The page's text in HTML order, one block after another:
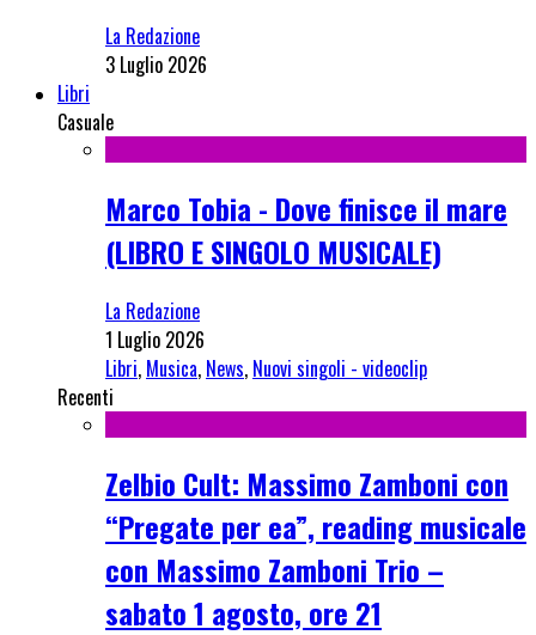
La Redazione
3 Luglio 2026
Libri
Casuale
Marco Tobia - Dove finisce il mare
(LIBRO E SINGOLO MUSICALE)
La Redazione
1 Luglio 2026
Libri, Musica, News, Nuovi singoli - videoclip
Recenti
Zelbio Cult: Massimo Zamboni con
“Pregate per ea”, reading musicale
con Massimo Zamboni Trio –
sabato 1 agosto, ore 21